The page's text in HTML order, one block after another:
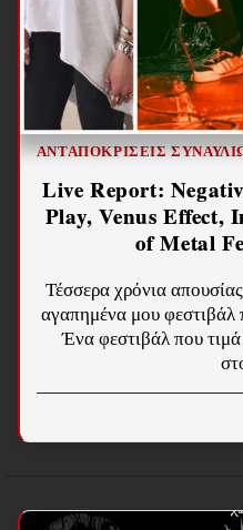
ΑΝΤΑΠΟΚΡΊΣΕΙΣ
Live Report:
Play, Venus Effect,
of Metal
Τέσσερα χρόνια
αγαπημένα μου φεστιβάλ
Ένα φεστιβάλ που τιμά